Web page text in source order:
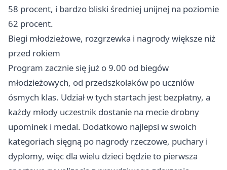
58 procent, i bardzo bliski średniej unijnej na poziomie
62 procent.
Biegi młodzieżowe, rozgrzewka i nagrody większe niż
przed rokiem
Program zacznie się już o 9.00 od biegów
młodzieżowych, od przedszkolaków po uczniów
ósmych klas. Udział w tych startach jest bezpłatny, a
każdy młody uczestnik dostanie na mecie drobny
upominek i medal. Dodatkowo najlepsi w swoich
kategoriach sięgną po nagrody rzeczowe, puchary i
dyplomy, więc dla wielu dzieci będzie to pierwsza